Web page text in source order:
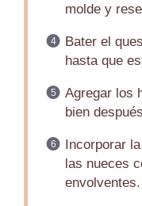
molde y
Bater el
hasta que
Agregar los
bien
Incorporar
las nueces
envolventes.